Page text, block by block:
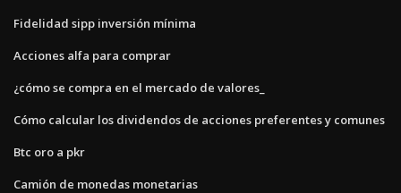
Fidelidad sipp inversión mínima
Acciones alfa para comprar
¿cómo se compra en el mercado de valores_
Cómo calcular los dividendos de acciones preferentes y comunes
Btc oro a pkr
Camión de monedas monetarias